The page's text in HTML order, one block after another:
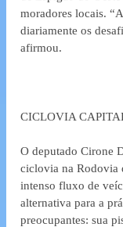
moradores locais.
diariamente os
afirmou.
CICLOVIA
O deputado Cirone
ciclovia na Rodovia
intenso fluxo de
alternativa para a
preocupantes: sua